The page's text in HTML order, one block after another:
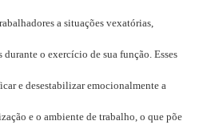
a situações vexatórias,
o exercício de sua função. Esses
e desestabilizar emocionalmente a
e o ambiente de trabalho, o que põe